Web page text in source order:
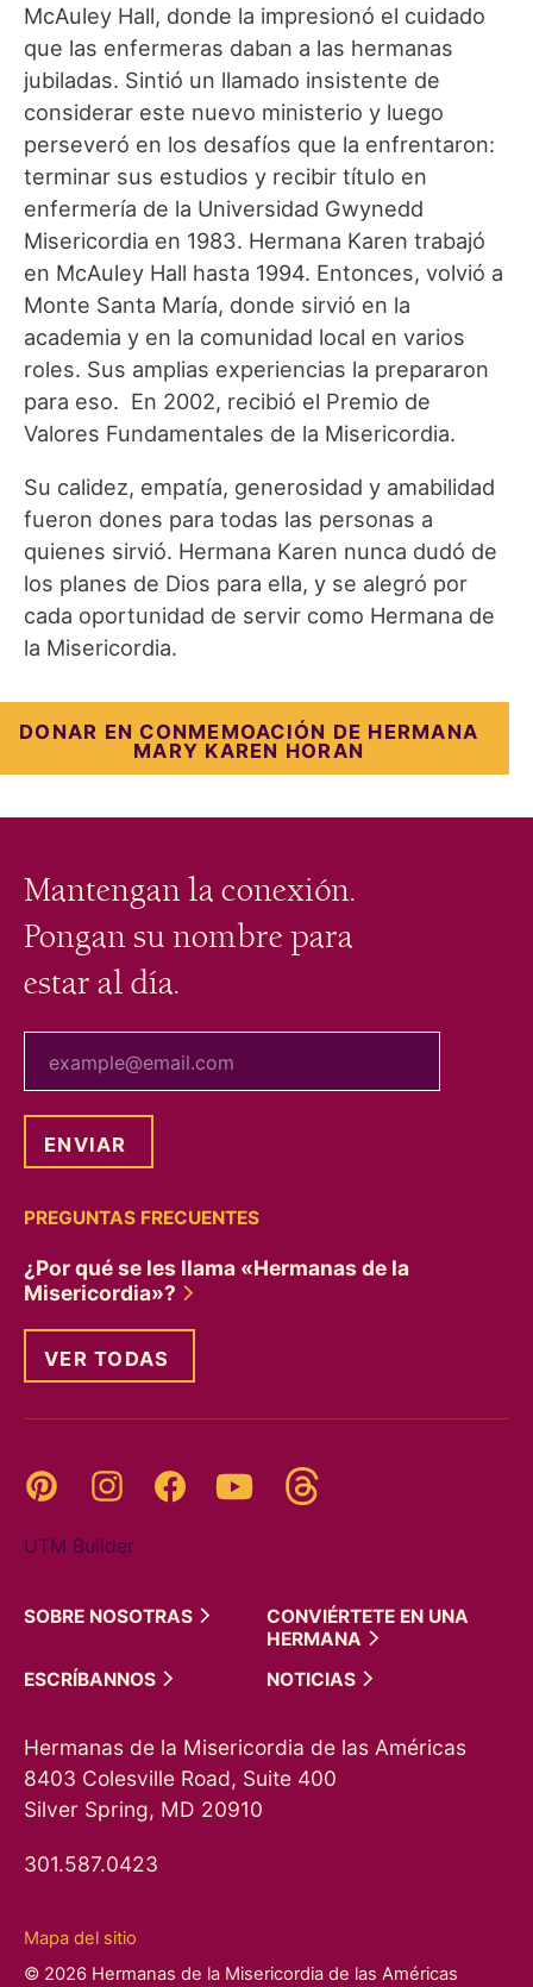
McAuley Hall, donde la impresionó el cuidado
que las enfermeras daban a las hermanas
jubiladas. Sintió un llamado insistente de
considerar este nuevo ministerio y luego
perseveró en los desafíos que la enfrentaron:
terminar sus estudios y recibir título en
enfermería de la Universidad Gwynedd
Misericordia en 1983. Hermana Karen trabajó
en McAuley Hall hasta 1994. Entonces, volvió a
Monte Santa María, donde sirvió en la
academia y en la comunidad local en varios
roles. Sus amplias experiencias la prepararon
para eso. En 2002, recibió el Premio de
Valores Fundamentales de la Misericordia.
Su calidez, empatía, generosidad y amabilidad
fueron dones para todas las personas a
quienes sirvió. Hermana Karen nunca dudó de
los planes de Dios para ella, y se alegró por
cada oportunidad de servir como Hermana de
la Misericordia.
DONAR EN CONMEMOACIÓN DE HERMANA
MARY KAREN HORAN
Mantengan la conexión.
Pongan su nombre para
estar al día.
PREGUNTAS FRECUENTES
¿Por qué se les llama «Hermanas de la
Misericordia»?
VER TODAS
Pinterest InstagramFacebookYouTube
UTM Builder
SOBRE NOSOTRAS
CONVIÉRTETE EN UNA
HERMANA
ESCRÍBANNOS
NOTICIAS
Hermanas de la Misericordia de las Américas
8403 Colesville Road, Suite 400
Silver Spring, MD 20910
301.587.0423
Mapa del sitio
© 2026 Hermanas de la Misericordia de las Américas